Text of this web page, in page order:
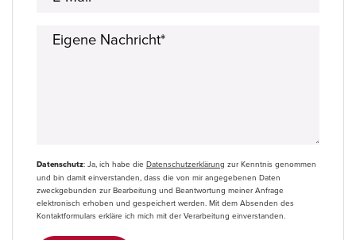
Eigene Nachricht*
Datenschutz: Ja, ich habe die Datenschutzerklärung zur Kenntnis genommen
und bin damit einverstanden, dass die von mir angegebenen Daten
zweckgebunden zur Bearbeitung und Beantwortung meiner Anfrage
elektronisch erhoben und gespeichert werden. Mit dem Absenden des
Kontaktformulars erkläre ich mich mit der Verarbeitung einverstanden.